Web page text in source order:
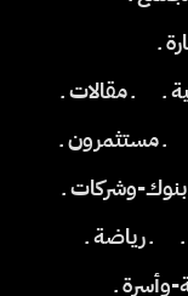
ـ
ـ
ـ مقالات ـ
ـ مستثمرون ـ
بنوك-وشركات ـ
ـ رياضة ـ
وأسرة ـ